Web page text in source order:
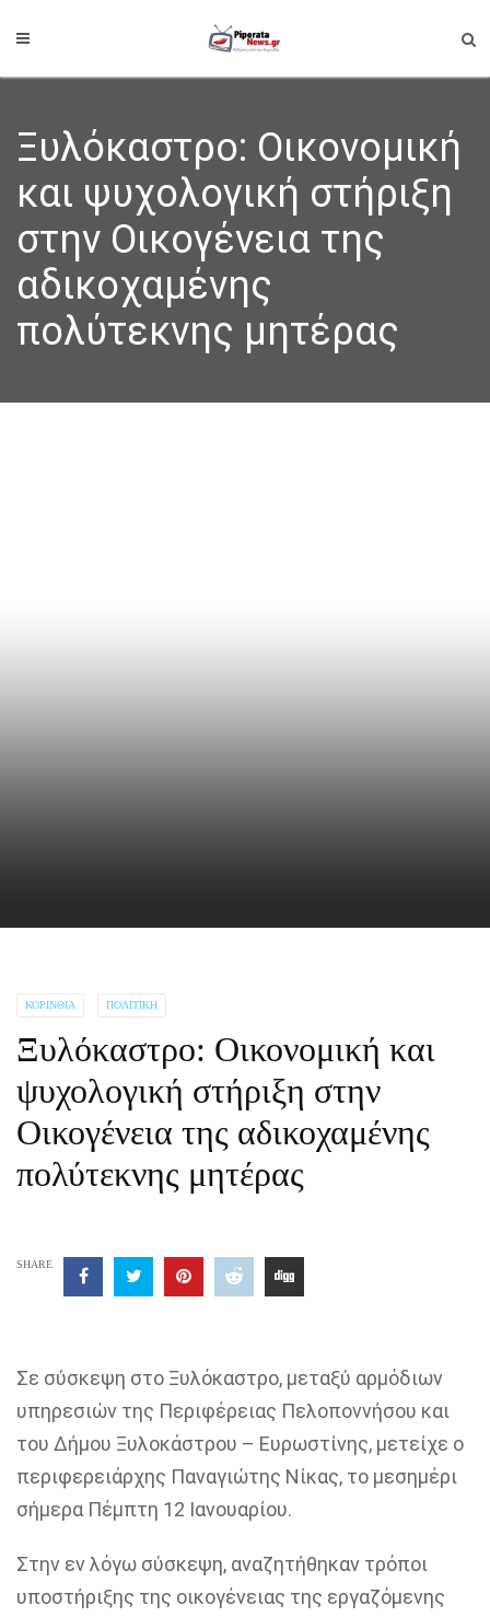
Ξυλόκαστρο: Οικονομική
και ψυχολογική στήριξη
στην Οικογένεια της
αδικοχαμένης
πολύτεκνης μητέρας
ΚΟΡΙΝΘΊΑ ΠΟΛΙΤΙΚΉ
Ξυλόκαστρο: Οικονομική και
ψυχολογική στήριξη στην
Οικογένεια της αδικοχαμένης
πολύτεκνης μητέρας
SHARE
Σε σύσκεψη στο Ξυλόκαστρο, μεταξύ αρμόδιων
υπηρεσιών της Περιφέρειας Πελοποννήσου και
του Δήμου Ξυλοκάστρου – Ευρωστίνης, μετείχε ο
περιφερειάρχης Παναγιώτης Νίκας, το μεσημέρι
σήμερα Πέμπτη 12 Ιανουαρίου.
Στην εν λόγω σύσκεψη, αναζητήθηκαν τρόποι
υποστήριξης της οικογένειας της εργαζόμενης